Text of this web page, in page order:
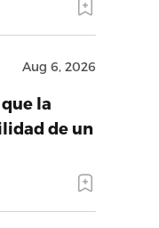
Aug 6, 2026
la
de un